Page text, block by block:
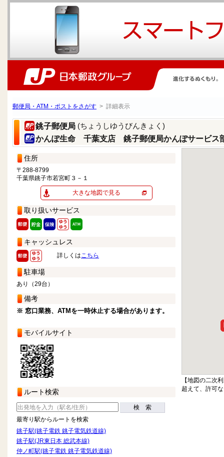
郵便局・ATM・ポストをさがす > 詳細表示
銚子郵便局 (ちょうしゆうびんきょく)
かんぽ生命 千葉支店 銚子郵便局かんぽサービス
住所
〒288-8799
千葉県銚子市若宮町３－１
大きな地図で見る
取り扱いサービス
キャッシュレス
詳しくはこちら
駐車場
あり（29台）
備考
※ 窓口業務、ATMを一時休止する場合があります。
モバイルサイト
ルート検索
検 索
最寄り駅からルートを検索
銚子駅(銚子電鉄 銚子電気鉄道線)
銚子駅(JR東日本 総武本線)
仲ノ町駅(銚子電鉄 銚子電気鉄道線)
【地図の二次
超えて、許可